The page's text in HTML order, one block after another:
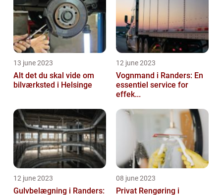
13 june 2023
Alt det du skal vide om
bilværksted i Helsinge
12 june 2023
Vognmand i Randers: En
essentiel service for
effek...
12 june 2023
Gulvbelægning i Randers:
08 june 2023
Privat Rengøring i